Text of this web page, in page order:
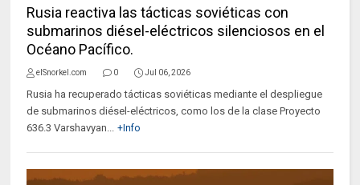
Rusia reactiva las tácticas soviéticas con
submarinos diésel-eléctricos silenciosos en el
Océano Pacífico.
elSnorkel.com 0 Jul 06, 2026
Rusia ha recuperado tácticas soviéticas mediante el despliegue
de submarinos diésel-eléctricos, como los de la clase Proyecto
636.3 Varshavyan... +Info